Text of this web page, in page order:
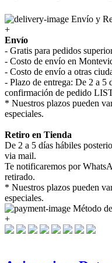
Envío y
+
Envío
- Gratis para pedidos
- Costo de envío en
- Costo de envío a otras
- Plazo de entrega: De 2 a 5
confirmación de pedido
* Nuestros plazos pueden
especiales.
Retiro en Tienda
De 2 a 5 días hábiles
via mail.
Te notificaremos por
retirado.
* Nuestros plazos pueden
especiales.
Método
+